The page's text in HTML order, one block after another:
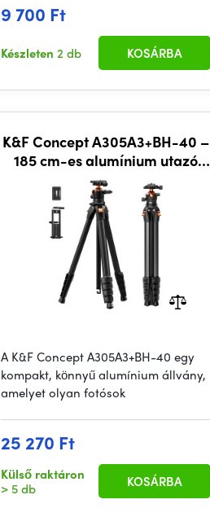
9 700 Ft
Készleten2 db KOSÁRBA
K&F Concept A305A3+BH-40 –
185 cm-es alumínium utazó
állvány gömbfejjel
A K&F Concept A305A3+BH-40 egy
kompakt, könnyű alumínium állvány,
amelyet olyan fotósok
25 270 Ft
Külső raktáron
> 5 db
KOSÁRBA